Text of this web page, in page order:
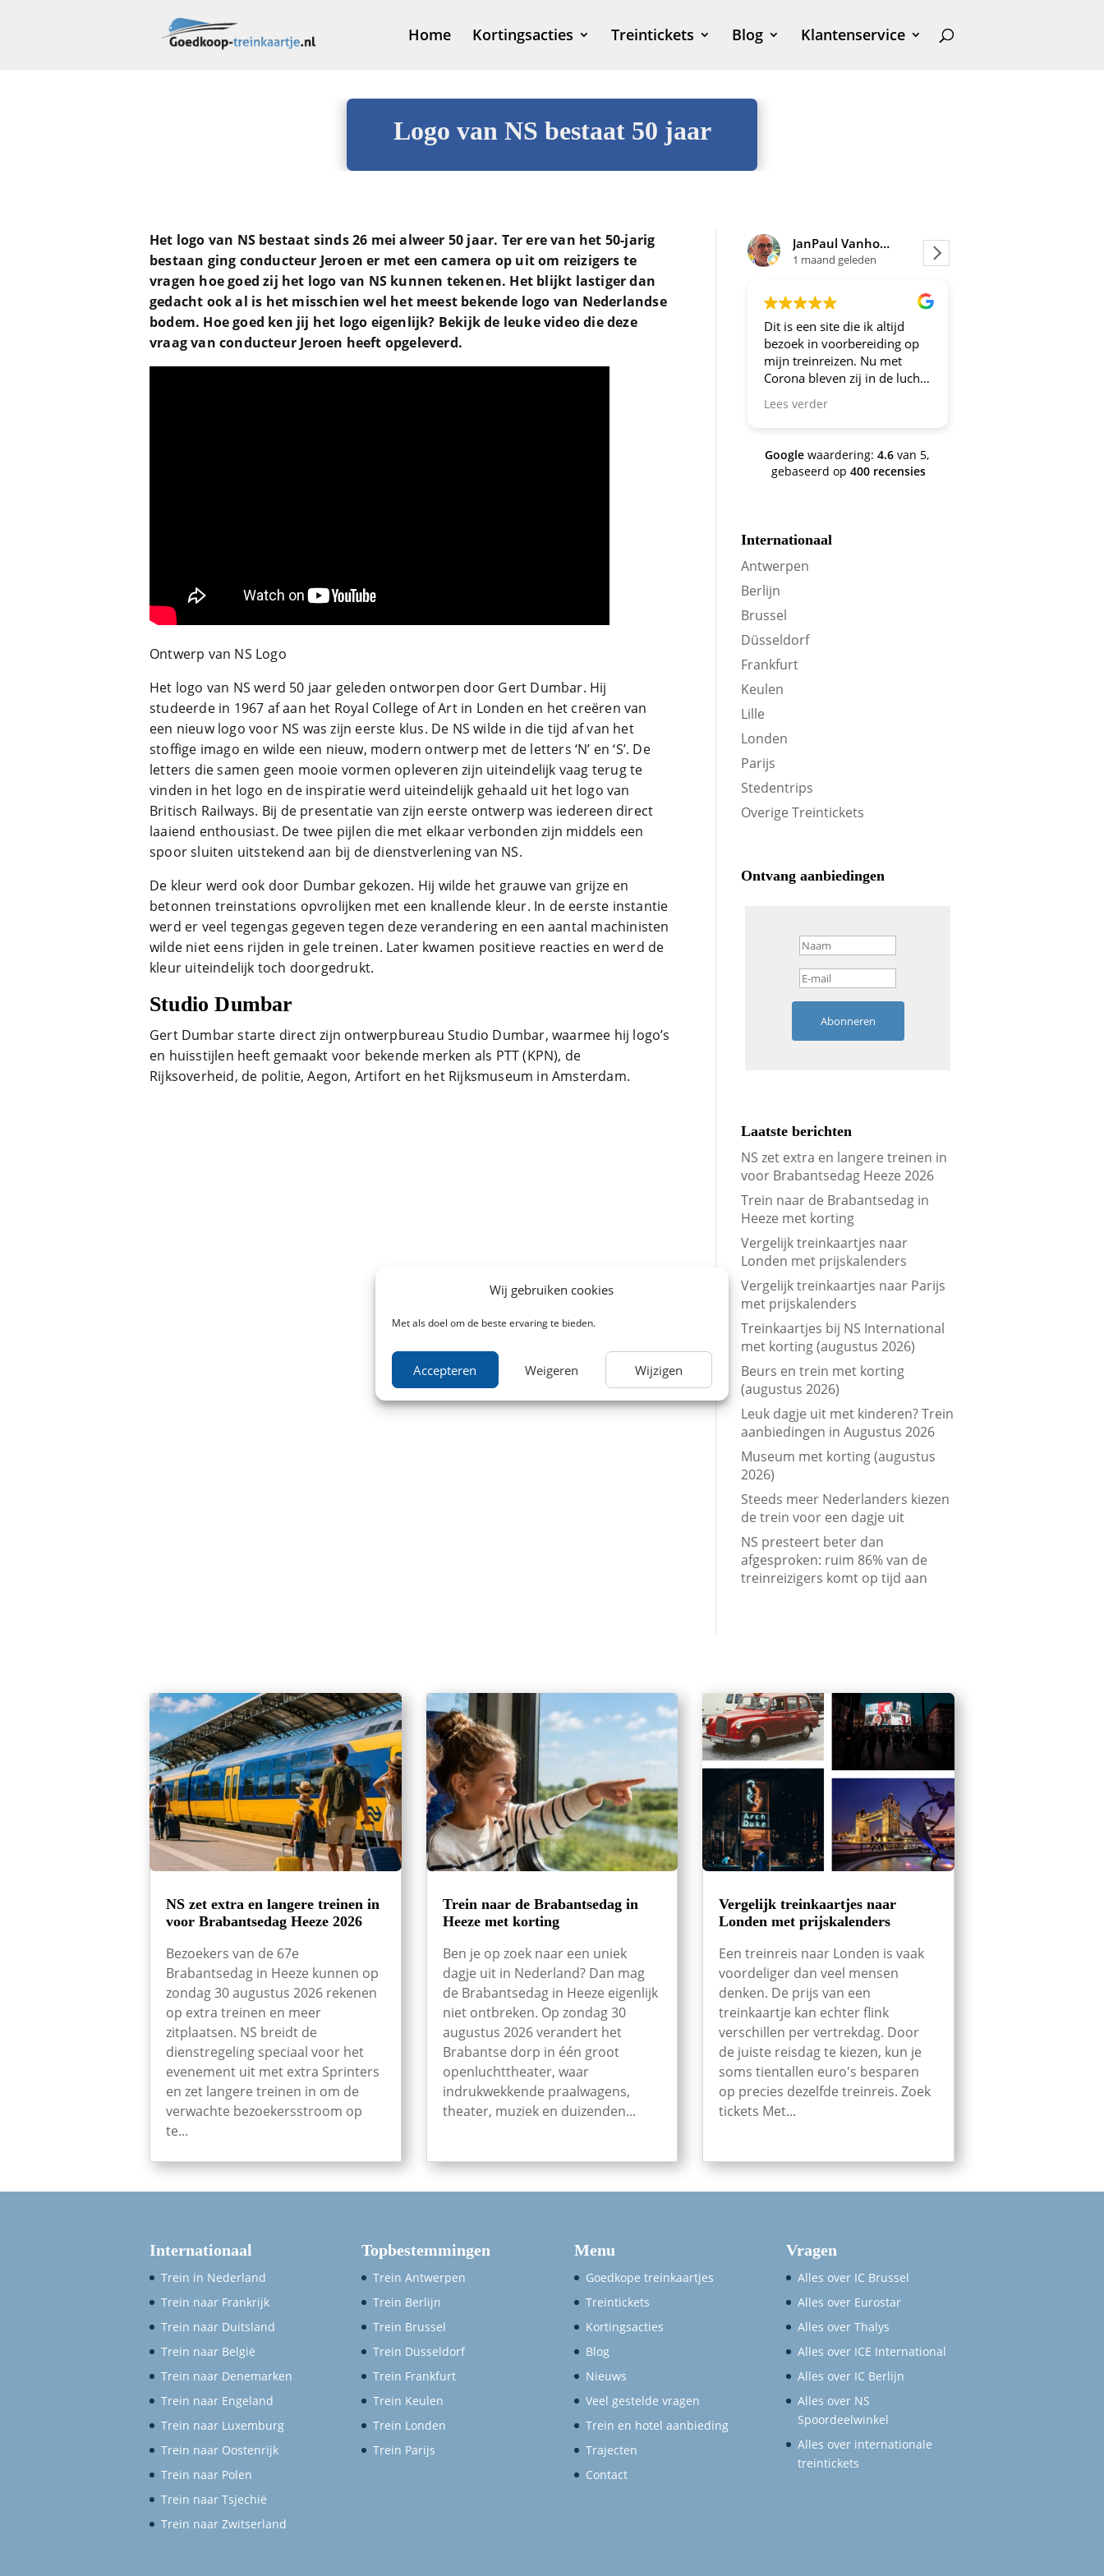
Wij gebruiken cookies
Met als doel om de beste ervaring te bieden.
Accepteren Weigeren Wijzigen
Home Kortingsacties Treintickets Blog Klantenservice
Logo van NS bestaat 50 jaar
Het logo van NS bestaat sinds 26 mei alweer 50 jaar. Ter ere van het 50-jarig
bestaan ging conducteur Jeroen er met een camera op uit om reizigers te
vragen hoe goed zij het logo van NS kunnen tekenen. Het blijkt lastiger dan
gedacht ook al is het misschien wel het meest bekende logo van Nederlandse
bodem. Hoe goed ken jij het logo eigenlijk? Bekijk de leuke video die deze
vraag van conducteur Jeroen heeft opgeleverd.
Ontwerp van NS Logo
Het logo van NS werd 50 jaar geleden ontworpen door Gert Dumbar. Hij
studeerde in 1967 af aan het Royal College of Art in Londen en het creëren van
een nieuw logo voor NS was zijn eerste klus. De NS wilde in die tijd af van het
stoffige imago en wilde een nieuw, modern ontwerp met de letters ‘N’ en ‘S’. De
letters die samen geen mooie vormen opleveren zijn uiteindelijk vaag terug te
vinden in het logo en de inspiratie werd uiteindelijk gehaald uit het logo van
Britisch Railways. Bij de presentatie van zijn eerste ontwerp was iedereen direct
laaiend enthousiast. De twee pijlen die met elkaar verbonden zijn middels een
spoor sluiten uitstekend aan bij de dienstverlening van NS.
De kleur werd ook door Dumbar gekozen. Hij wilde het grauwe van grijze en
betonnen treinstations opvrolijken met een knallende kleur. In de eerste instantie
werd er veel tegengas gegeven tegen deze verandering en een aantal machinisten
wilde niet eens rijden in gele treinen. Later kwamen positieve reacties en werd de
kleur uiteindelijk toch doorgedrukt.
Studio Dumbar
Gert Dumbar starte direct zijn ontwerpbureau Studio Dumbar, waarmee hij logo’s
en huisstijlen heeft gemaakt voor bekende merken als PTT (KPN), de
Rijksoverheid, de politie, Aegon, Artifort en het Rijksmuseum in Amsterdam.
JanPaul Vanhoven
1 maand geleden
Dit is een site die ik altijd
bezoek in voorbereiding op
mijn treinreizen. Nu met
Corona bleven zij in de lucht.
Bravo en ga zo door! En nu
zijn we een aantal jaren
site om je te oriënteren op
trein-voordeel!
Lees verder
Google waardering: 4.6 van 5,
gebaseerd op400 recensies
Internationaal
Antwerpen
Berlijn
Brussel
Düsseldorf
Frankfurt
Keulen
Lille
Londen
Parijs
Stedentrips
Overige Treintickets
Ontvang aanbiedingen
Abonneren
Laatste berichten
NS zet extra en langere treinen in
voor Brabantsedag Heeze 2026
Trein naar de Brabantsedag in
Heeze met korting
Vergelijk treinkaartjes naar
Londen met prijskalenders
Vergelijk treinkaartjes naar Parijs
met prijskalenders
Treinkaartjes bij NS International
met korting (augustus 2026)
Beurs en trein met korting
(augustus 2026)
Leuk dagje uit met kinderen? Trein
aanbiedingen in Augustus 2026
Museum met korting (augustus
2026)
Steeds meer Nederlanders kiezen
de trein voor een dagje uit
NS presteert beter dan
afgesproken: ruim 86% van de
treinreizigers komt op tijd aan
NS zet extra en langere treinen in
voor Brabantsedag Heeze 2026
Bezoekers van de 67e
Brabantsedag in Heeze kunnen op
zondag 30 augustus 2026 rekenen
op extra treinen en meer
zitplaatsen. NS breidt de
dienstregeling speciaal voor het
evenement uit met extra Sprinters
en zet langere treinen in om de
verwachte bezoekersstroom op
te...
Trein naar de Brabantsedag in
Heeze met korting
Ben je op zoek naar een uniek
dagje uit in Nederland? Dan mag
de Brabantsedag in Heeze eigenlijk
niet ontbreken. Op zondag 30
augustus 2026 verandert het
Brabantse dorp in één groot
openluchttheater, waar
indrukwekkende praalwagens,
theater, muziek en duizenden...
Vergelijk treinkaartjes naar
Londen met prijskalenders
Een treinreis naar Londen is vaak
voordeliger dan veel mensen
denken. De prijs van een
treinkaartje kan echter flink
verschillen per vertrekdag. Door
de juiste reisdag te kiezen, kun je
soms tientallen euro's besparen
op precies dezelfde treinreis. Zoek
tickets Met...
Internationaal
Trein in Nederland
Trein naar Frankrijk
Trein naar Duitsland
Trein naar België
Trein naar Denemarken
Trein naar Engeland
Trein naar Luxemburg
Trein naar Oostenrijk
Trein naar Polen
Trein naar Tsjechië
Trein naar Zwitserland
Topbestemmingen
Trein Antwerpen
Trein Berlijn
Trein Brussel
Trein Düsseldorf
Trein Frankfurt
Trein Keulen
Trein Londen
Trein Parijs
Menu
Goedkope treinkaartjes
Treintickets
Kortingsacties
Blog
Nieuws
Veel gestelde vragen
Trein en hotel aanbieding
Trajecten
Contact
Vragen
Alles over IC Brussel
Alles over Eurostar
Alles over Thalys
Alles over ICE International
Alles over IC Berlijn
Alles over NS
Spoordeelwinkel
Alles over internationale
treintickets